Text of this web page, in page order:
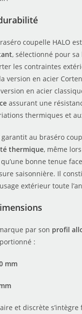
coupelle HALO
, sélectionné pour sa
les contraintes
version en acier
en acier
assurant une
thermiques et
au braséro
thermique, même
bonne tenue
saisonnière. Il
extérieur toute
par son profil
:
mm
et discrète